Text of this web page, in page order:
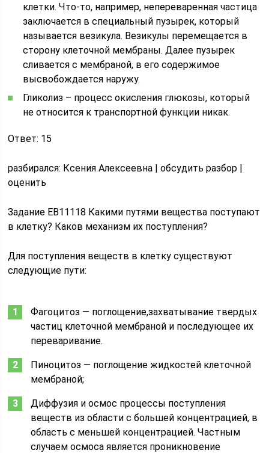
клетки. Что-то, например, непереваренная частица
заключается в специальный пузырек, который
называется везикула. Везикулы перемещается в
сторону клеточной мембраны. Далее пузырек
сливается с мембраной, в его содержимое
высвобождается наружу.
Гликолиз – процесс окисления глюкозы, который
не относится к транспортной функции никак.
Ответ: 15
pазбирался: Ксения Алексеевна | обсудить разбор |
оценить
Задание EB11118 Какими путями вещества поступают
в клетку? Каков механизм их поступления?
Для поступления веществ в клетку существуют
следующие пути:
Фагоцитоз — поглощение,захватывание твердых
частиц клеточной мембраной и последующее их
переваривание.
Пиноцитоз — поглощение жидкостей клеточной
мембраной;
Диффузия и осмос процессы поступления
веществ из области с большей концентрацией, в
область с меньшей концентрацией. Частным
случаем осмоса является проникновение